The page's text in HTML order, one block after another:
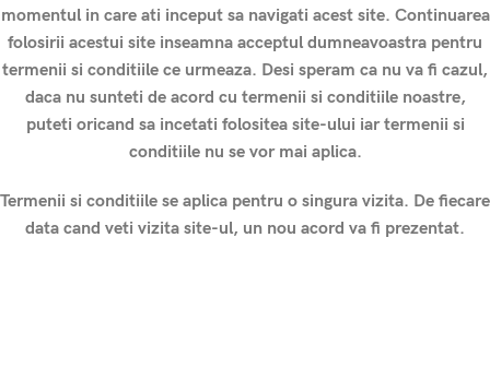
momentul in care ati inceput sa navigati acest site. Continuarea
folosirii acestui site inseamna acceptul dumneavoastra pentru
termenii si conditiile ce urmeaza. Desi speram ca nu va fi cazul,
daca nu sunteti de acord cu termenii si conditiile noastre,
puteti oricand sa incetati folositea site-ului iar termenii si
conditiile nu se vor mai aplica.
Termenii si conditiile se aplica pentru o singura vizita. De fiecare
data cand veti vizita site-ul, un nou acord va fi prezentat.